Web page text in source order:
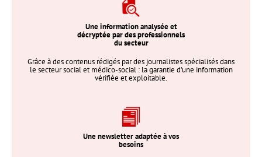
Une information analysée et
décryptée par des professionnels
du secteur
Grâce à des contenus rédigés par des journalistes spécialisés dans
le secteur social et médico-social : la garantie d’une information
vérifiée et exploitable.
Une newsletter adaptée à vos
besoins